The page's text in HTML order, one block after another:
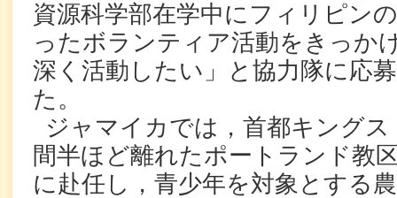
資源科学部在学中にフィリピン
ったボランティア活動をきっか
深く活動したい」と協力隊に応
た。
ジャマイカでは，首都キング
間半ほど離れたポートランド教
に赴任し，青少年を対象とする